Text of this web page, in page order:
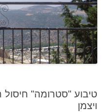
טיבוע "סטרומה" חיסול
ויצמן